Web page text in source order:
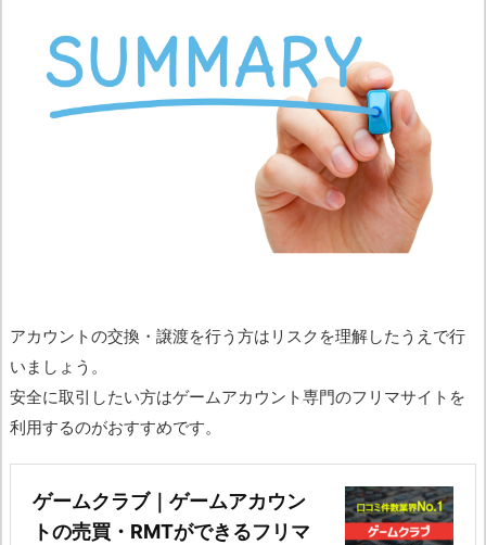
アカウントの交換・譲渡を行う方はリスクを理解したうえで行
いましょう。
安全に取引したい方はゲームアカウント専門のフリマサイトを
利用するのがおすすめです。
ゲームクラブ｜ゲームアカウン
トの売買・RMTができるフリマ